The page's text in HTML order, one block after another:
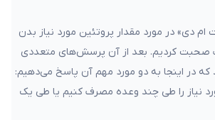
دی» در مورد مقدار پروتئین مورد نیاز بدن
صحبت کردیم. بعد از آن پرسش‌های متعددی
در اینجا به دو مورد مهم آن پاسخ می‌دهیم:
نیاز را طی چند وعده مصرف کنیم یا طی یک